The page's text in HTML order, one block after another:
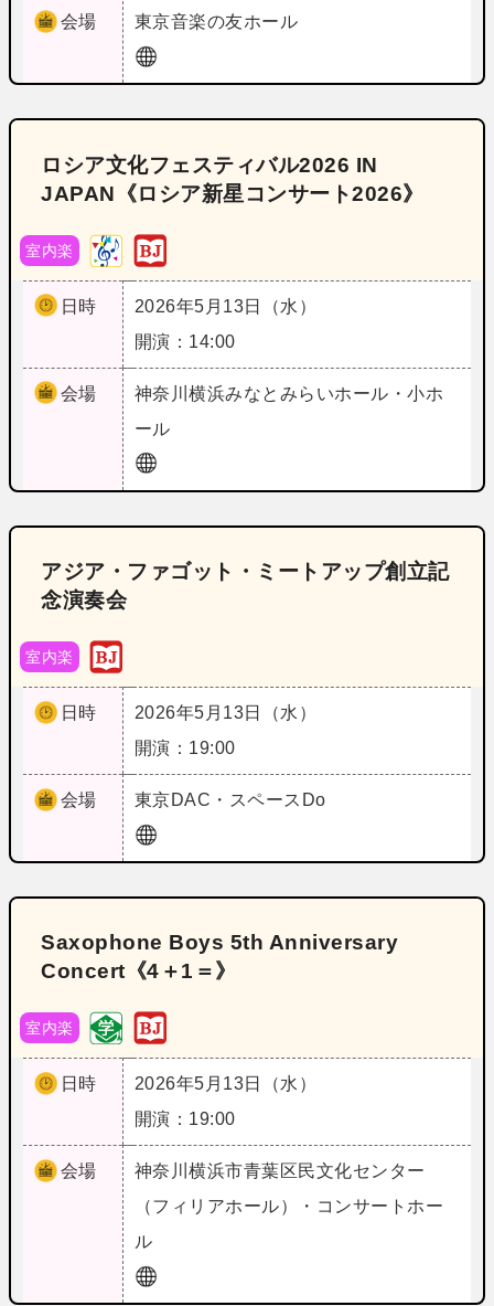
会場 東京音楽の友ホール
ロシア文化フェスティバル2026 IN
JAPAN《ロシア新星コンサート2026》
室内楽
日時
2026年5月13日（水）
開演：14:00
会場 神奈川横浜みなとみらいホール・小ホ
ール
アジア・ファゴット・ミートアップ創立記
念演奏会
室内楽
日時
2026年5月13日（水）
開演：19:00
会場 東京DAC・スペースDo
Saxophone Boys 5th Anniversary
Concert《4＋1＝》
室内楽
日時
2026年5月13日（水）
開演：19:00
会場 神奈川横浜市青葉区民文化センター
（フィリアホール）・コンサートホー
ル